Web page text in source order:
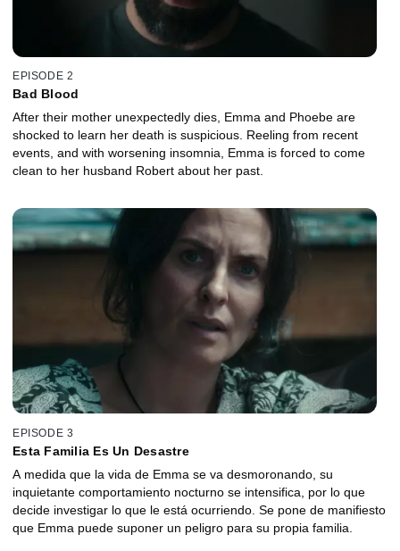
EPISODE 2
Bad Blood
After their mother unexpectedly dies, Emma and Phoebe are
shocked to learn her death is suspicious. Reeling from recent
events, and with worsening insomnia, Emma is forced to come
clean to her husband Robert about her past.
EPISODE 3
Esta Familia Es Un Desastre
A medida que la vida de Emma se va desmoronando, su
inquietante comportamiento nocturno se intensifica, por lo que
decide investigar lo que le está ocurriendo. Se pone de manifiesto
que Emma puede suponer un peligro para su propia familia.